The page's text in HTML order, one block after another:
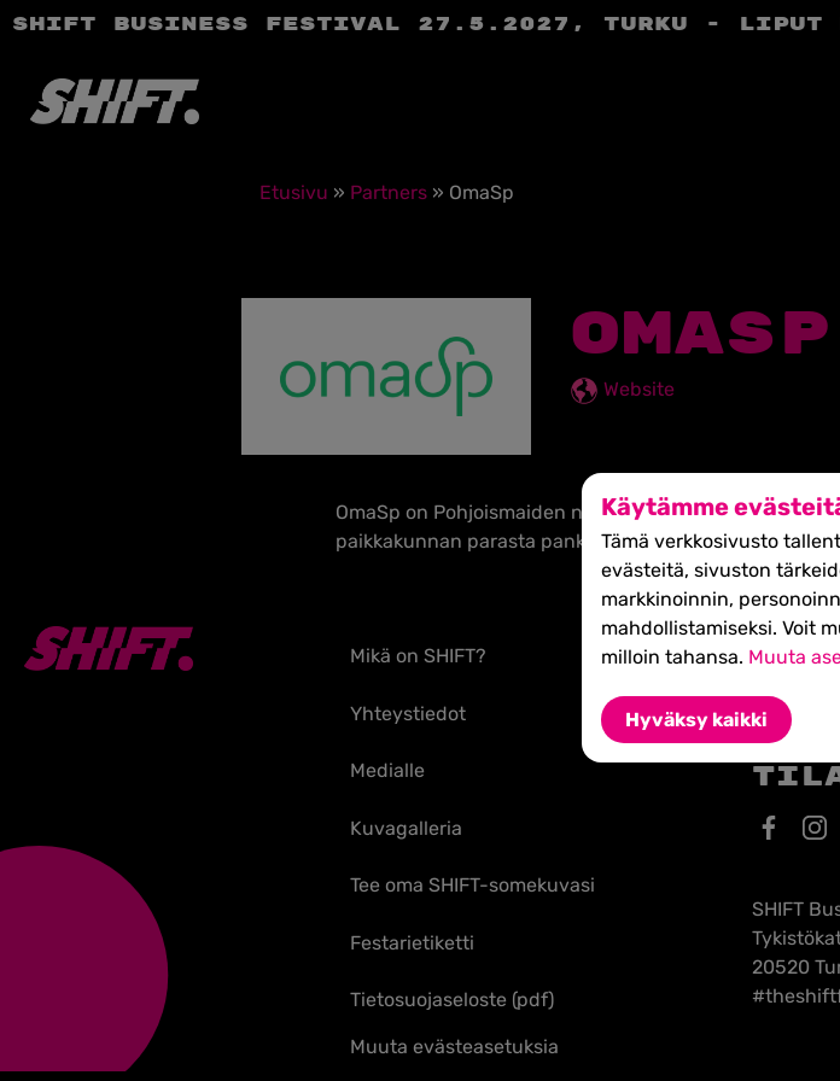
Käytämme
Tämä verkkosivusto
evästeitä, sivuston
markkinoinnin,
mahdollistamiseksi. Voit
milloin tahansa. Muuta
Hyväksy kaikki
SHIFT Business Festival 27.5.2027, Turku - liput
Etusivu » Partners» OmaSp
OMASP
Website
OmaSp on Pohjoismaiden nopeimmin kasvava,
paikkakunnan parasta pankkipalvelua kaikissa arjen
Mikä on SHIFT?
Yhteystiedot
Medialle
Kuvagalleria
Tee oma SHIFT-somekuvasi
Festarietiketti
Tietosuojaseloste (pdf)
Muuta evästeasetuksia
SHIFT
20520